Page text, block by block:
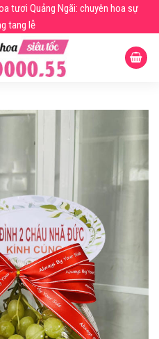
tươi Quảng Ngãi: chuyên hoa sự
tang lễ